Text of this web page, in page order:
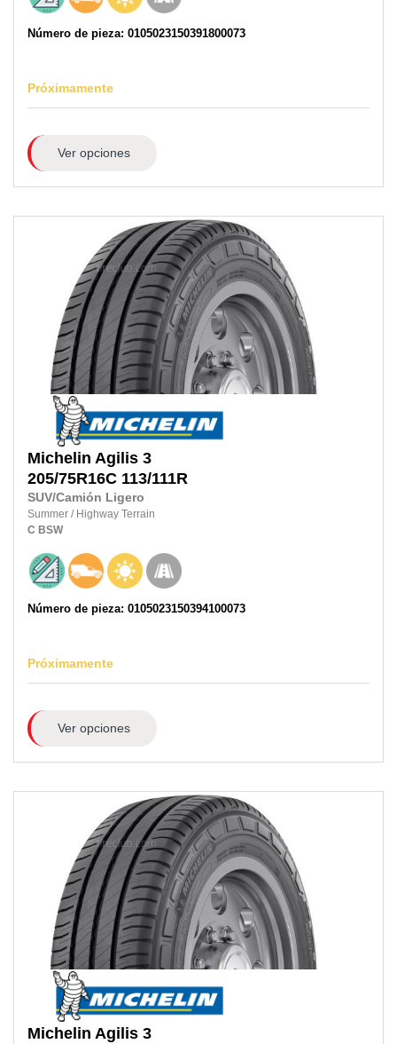
Número de pieza: 0105023150391800073
Próximamente
Ver opciones
Michelin Agilis 3
205/75R16C 113/111R
SUV/Camión Ligero
Summer / Highway Terrain
C BSW
Número de pieza: 0105023150394100073
Próximamente
Ver opciones
Michelin Agilis 3